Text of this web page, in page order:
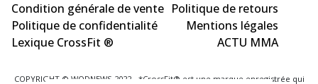
Condition générale de vente Politique de retours
Politique de confidentialité
Mentions légales
Lexique CrossFit ®
ACTU MMA
COPYRIGHT © WODNEWS 2022 - *CrossFit® est une marque enregistrée qui